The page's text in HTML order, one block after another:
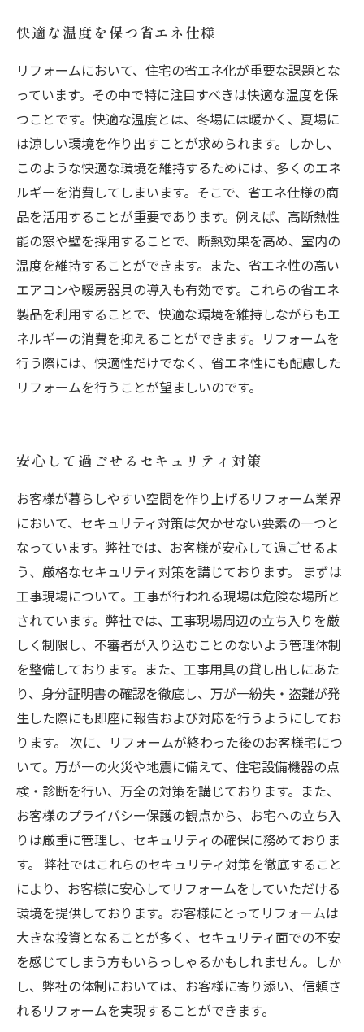
快適な温度を保つ省エネ仕様
リフォームにおいて、住宅の省エネ化が重要な課題とな
っています。その中で特に注目すべきは快適な温度を保
つことです。快適な温度とは、冬場には暖かく、夏場に
は涼しい環境を作り出すことが求められます。しかし、
このような快適な環境を維持するためには、多くのエネ
ルギーを消費してしまいます。そこで、省エネ仕様の商
品を活用することが重要であります。例えば、高断熱性
能の窓や壁を採用することで、断熱効果を高め、室内の
温度を維持することができます。また、省エネ性の高い
エアコンや暖房器具の導入も有効です。これらの省エネ
製品を利用することで、快適な環境を維持しながらもエ
ネルギーの消費を抑えることができます。リフォームを
行う際には、快適性だけでなく、省エネ性にも配慮した
リフォームを行うことが望ましいのです。
安心して過ごせるセキュリティ対策
お客様が暮らしやすい空間を作り上げるリフォーム業界
において、セキュリティ対策は欠かせない要素の一つと
なっています。弊社では、お客様が安心して過ごせるよ
う、厳格なセキュリティ対策を講じております。 まずは
工事現場について。工事が行われる現場は危険な場所と
されています。弊社では、工事現場周辺の立ち入りを厳
しく制限し、不審者が入り込むことのないよう管理体制
を整備しております。また、工事用具の貸し出しにあた
り、身分証明書の確認を徹底し、万が一紛失・盗難が発
生した際にも即座に報告および対応を行うようにしてお
ります。 次に、リフォームが終わった後のお客様宅につ
いて。万が一の火災や地震に備えて、住宅設備機器の点
検・診断を行い、万全の対策を講じております。また、
お客様のプライバシー保護の観点から、お宅への立ち入
りは厳重に管理し、セキュリティの確保に務めておりま
す。 弊社ではこれらのセキュリティ対策を徹底すること
により、お客様に安心してリフォームをしていただける
環境を提供しております。お客様にとってリフォームは
大きな投資となることが多く、セキュリティ面での不安
を感じてしまう方もいらっしゃるかもしれません。しか
し、弊社の体制においては、お客様に寄り添い、信頼さ
れるリフォームを実現することができます。